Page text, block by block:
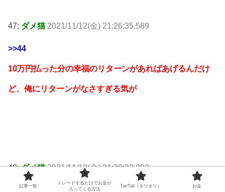
47: ダメ猫 2021/11/12(金) 21:26:35.589
>>44
10万円払った分の幸福のリターンがあればあげるんだけ
ど、俺にリターンがなさすぎる気が
49:ダメ猫 2021/11/12(金) 21:28:32.002
記事一覧
トレードするだけでお金が
入ってくる方法
TariTali（タリタリ） お金